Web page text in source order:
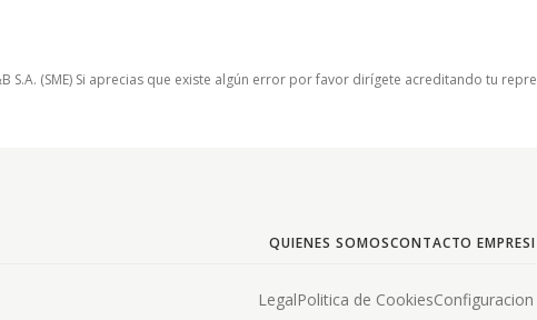
(SME) Si aprecias que existe algún error por favor dirígete acreditando tu
QUIENES SOMOSCONTACTO
LegalPolitica de Cookies